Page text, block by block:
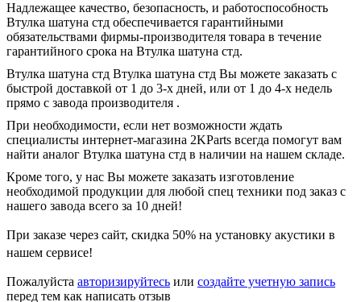
Надлежащее качество, безопасность, и работоспособность
Втулка шатуна стд обеспечивается гарантийными
обязательствами фирмы-производителя товара в течение
гарантийного срока на Втулка шатуна стд.
Втулка шатуна стд Втулка шатуна стд Вы можете заказать с
быстрой доставкой от 1 до 3-х дней, или от 1 до 4-х недель
прямо с завода производителя .
При необходимости, если нет возможности ждать
специалисты интернет-магазина 2KParts всегда помогут вам
найти аналог Втулка шатуна стд в наличии на нашем складе.
Кроме того, у нас Вы можете заказать изготовление
необходимой продукции для любой спец техники под заказ с
нашего завода всего за 10 дней!
При заказе через сайт, скидка 50% на установку акустики в
нашем сервисе!
Пожалуйста авторизируйтесь или создайте учетную запись
перед тем как написать отзыв